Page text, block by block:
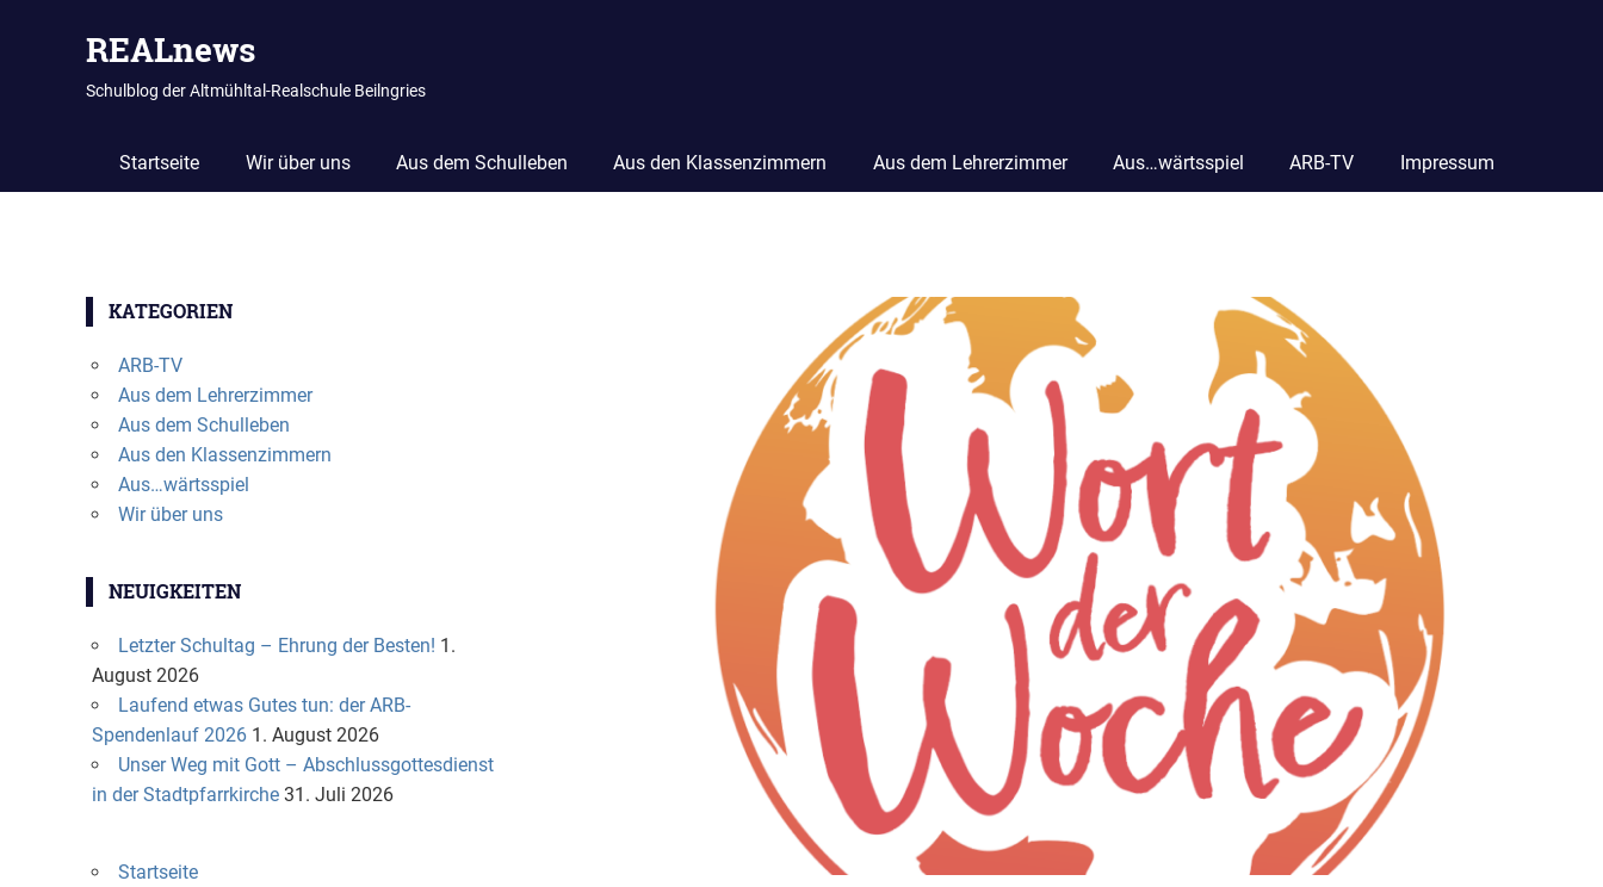
REALnews
Schulblog der Altmühltal-Realschule Beilngries
Startseite Wir über uns Aus dem Schulleben Aus den Klassenzimmern Aus dem Lehrerzimmer Aus…wärtsspiel ARB-TV Impressum
KATEGORIEN
ARB-TV
Aus dem Lehrerzimmer
Aus dem Schulleben
Aus den Klassenzimmern
Aus…wärtsspiel
Wir über uns
NEUIGKEITEN
Letzter Schultag – Ehrung der Besten! 1.
August 2026
Laufend etwas Gutes tun: der ARB-
Spendenlauf 2026 1. August 2026
Unser Weg mit Gott – Abschlussgottesdienst
in der Stadtpfarrkirche 31. Juli 2026
Startseite